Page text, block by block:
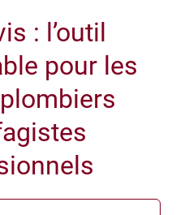
: l’outil
pour les